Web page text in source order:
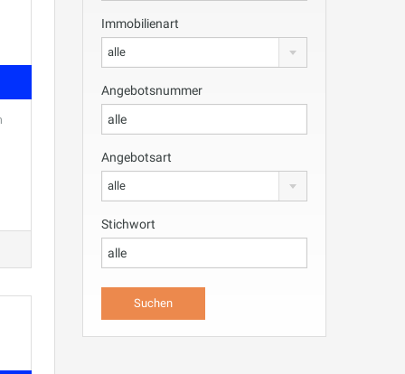
Immobilienart
alle
Angebotsnummer
Angebotsart
alle
Stichwort